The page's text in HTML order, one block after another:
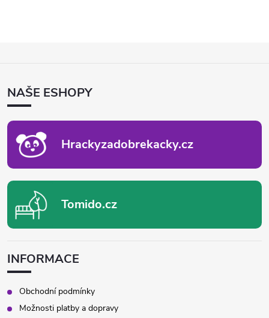
ANAŠE ESHOPY
Hrackyzadobrekacky.cz
Tomido.cz
INFORMACE
Obchodní podmínky
Možnosti platby a dopravy